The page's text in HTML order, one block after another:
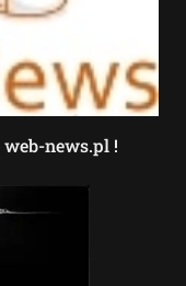
news.pl !